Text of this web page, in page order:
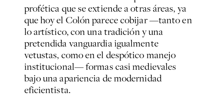
profética que se extiende a otras áreas, ya
que hoy el Colón parece cobijar —tanto en
lo artístico, con una tradición y una
pretendida vanguardia igualmente
vetustas, como en el despótico manejo
institucional— formas casi medievales
bajo una apariencia de modernidad
eficientista.